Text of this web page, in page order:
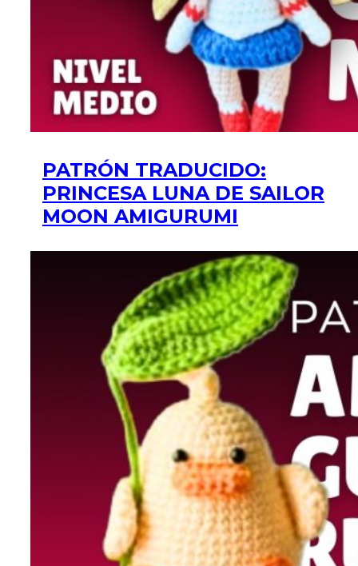
PATRÓN TRADUCIDO:
PRINCESA LUNA DE SAILOR
MOON AMIGURUMI